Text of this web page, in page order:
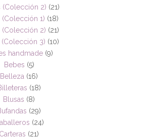
(Colección 2) (21)
(Colección 1) (18)
(Colección 2) (21)
(Colección 3) (10)
handmade (9)
Bebes (5)
Belleza (16)
(18)
Blusas (8)
(29)
(24)
Carteras (21)